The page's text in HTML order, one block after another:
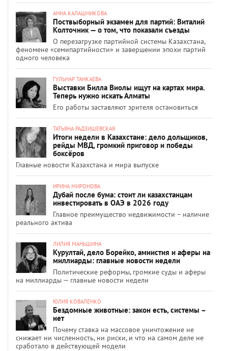
АННА КАЛАШНИКОВА
Поствыборный экзамен для партий: Виталий
Колточник — о том, что показали съезды
О перезагрузке партийной системы Казахстана,
феномене «семипартийности» и завершении эпохи партий
одного человека
ГУЛЬНАР ТАНКАЕВА
Выставки Билла Виолы ищут на картах мира.
Теперь нужно искать Алматы
Его работы заставляют зрителя остановиться
ТАТЬЯНА РАДЗИШЕВСКАЯ
Итоги недели в Казахстане: дело дольщиков,
рейды МВД, громкий приговор и победы
боксёров
Главные новости Казахстана и мира выпуске
ИРИНА МИРОНОВА
Дубай после бума: стоит ли казахстанцам
инвестировать в ОАЭ в 2026 году
Главное преимущество недвижимости – наличие
реального актива
ЛИЛИЯ МАНЬШИНА
Курултай, дело Борейко, амнистия и аферы на
миллиарды: главные новости недели
Политические реформы, громкие суды и аферы
на миллиарды — главные новости недели
ЮЛИЯ КОВАЛЕНКО
Бездомные животные: закон есть, системы –
нет
Почему ставка на массовое уничтожение не
снижает ни численность, ни риски, и что на самом деле не
сработало в действующей модели